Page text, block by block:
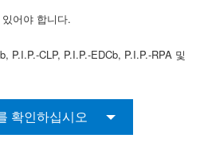
지역
어야 합니다.
P.I.P.-CLP, P.I.P.-EDCb, P.I.P.-RPA 및
확인하십시오